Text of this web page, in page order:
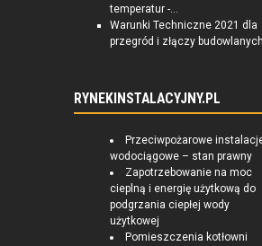
temperatur -...
Warunki Techniczne 2021 dla
przegród i złączy budowlanych
RYNEKINSTALACYJNY.PL
Przeciwpożarowe
wodociągowe – stan prawny
Zapotrzebowanie na moc
cieplną i energię użytkową do
podgrzania ciepłej wody
użytkowej
Pomieszczenia kotłowni